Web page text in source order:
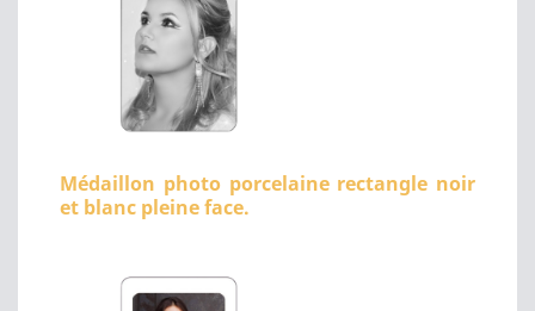
Médaillon photo porcelaine rectangle noir
et blanc pleine face.